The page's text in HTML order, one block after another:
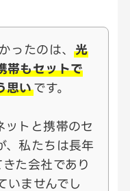
ったのは、光
帯もセットで
思いです。
ットと携帯のセ
、私たちは長年
た会社であり
いませんでし